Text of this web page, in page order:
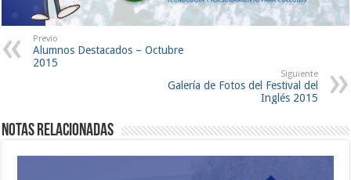
Previo
Alumnos Destacados – Octubre
2015
Siguiente
Galería de Fotos del Festival del
Inglés 2015
Notas Relacionadas